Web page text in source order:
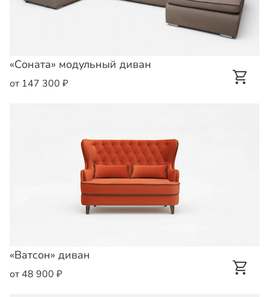
«Соната» модульный диван
от 147 300 ₽
«Ватсон» диван
от 48 900 ₽